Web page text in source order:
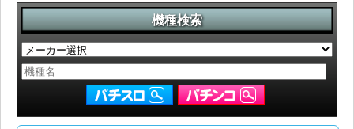
機種検索